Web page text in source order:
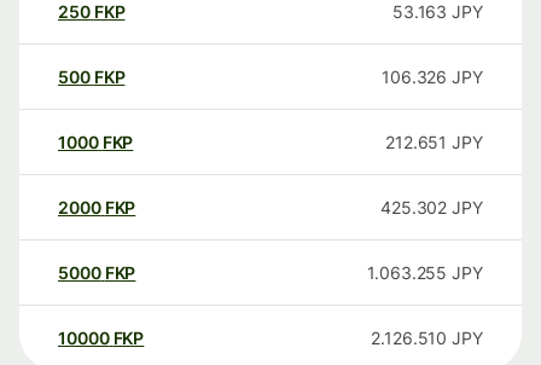
250 FKP 53.163 JPY
500 FKP 106.326 JPY
1000 FKP 212.651 JPY
2000 FKP 425.302 JPY
5000 FKP 1.063.255 JPY
10000 FKP 2.126.510 JPY